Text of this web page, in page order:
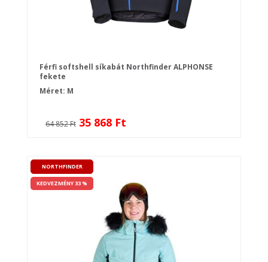
Férfi softshell síkabát Northfinder ALPHONSE
fekete
Méret: M
64 852 Ft 35 868 Ft
NORTHFINDER
KEDVEZMÉNY 33 %